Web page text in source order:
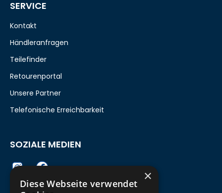
SERVICE
Kontakt
Händleranfragen
Teilefinder
Retourenportal
Unsere Partner
Telefonische Erreichbarkeit
SOZIALE MEDIEN
×
Diese Webseite verwendet